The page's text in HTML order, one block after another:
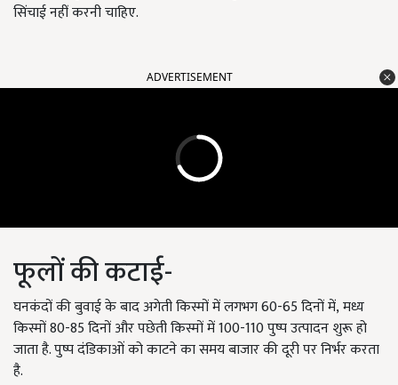
सिंचाई नहीं करनी चाहिए.
ADVERTISEMENT
फूलों की कटाई-
घनकंदों की बुवाई के बाद अगेती किस्मों में लगभग 60-65 दिनों में, मध्य
किस्मों 80-85 दिनों और पछेती किस्मों में 100-110 पुष्प उत्पादन शुरू हो
जाता है. पुष्प दंडिकाओं को काटने का समय बाजार की दूरी पर निर्भर करता
है.